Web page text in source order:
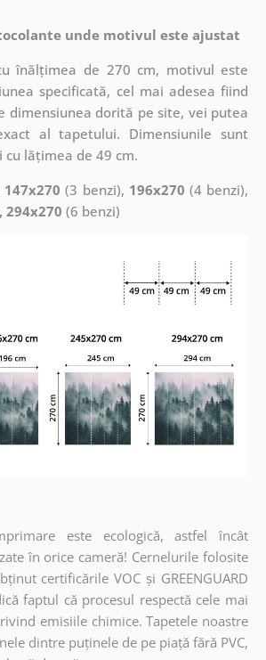
unde motivul este ajustat
înălțimea de 270 cm, motivul este
specificată, cel mai adesea fiind
dimensiunea dorită pe site, vei putea
al tapetului. Dimensiunile sunt
cu lățimea de 49 cm.
(3 benzi), 196x270 (4 benzi),
, 294x270 (6 benzi)
este ecologică, astfel încât
în orice cameră! Cernelurile folosite
certificările VOC și GREENGUARD
faptul că procesul respectă cele mai
emisiile chimice. Tapetele noastre
dintre puținele de pe piață fără PVC,